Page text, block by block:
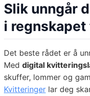
Slik unngår
i
Det beste rådet er å
Med digital
skuffer, lommer og
Kvitteringer lar deg